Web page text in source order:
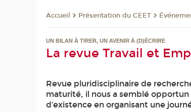
Accueil Présentation du CEET
UN BILAN À TIRER, UN AVENIR À (D)ÉCRIRE
La revue Travail et
Revue pluridisciplinaire de
maturité, il nous a semblé
d’existence en organisant une